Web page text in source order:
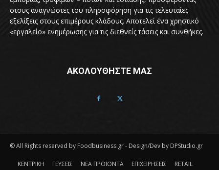
στους αναγνώστες του πληροφόρηση για τις τελευταίες
εξελίξεις στους επιμέρους κλάδους. Αποτελεί ένα χρηστικό
«εργαλείο» ενημέρωσης για τις διεθνείς τάσεις και συνθήκες.
ΑΚΟΛΟΥΘΗΣΤΕ ΜΑΣ
© All Rights reserved by Foodbusiness.gr - Design/Dev by DPStudio.gr
ΚΕΝΤΡΙΚΗ ΓΕΥΣΕΙΣ ΝΕΑ ΠΡΟΙΟΝΤΑ ΕΠΙΧΕΙΡΗΣΕΙΣ RETAIL